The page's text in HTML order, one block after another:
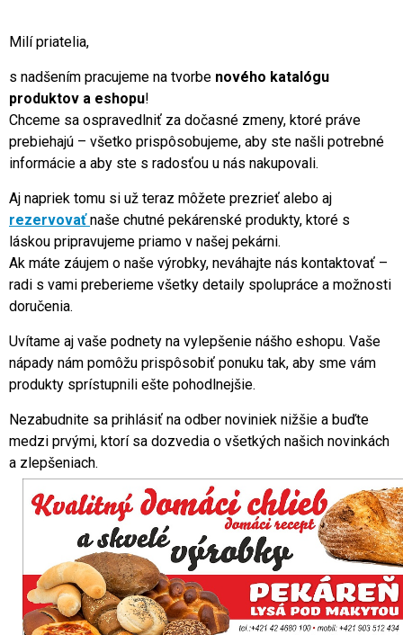
Milí priatelia,
s nadšením pracujeme na tvorbe nového katalógu
produktov a eshopu!
Chceme sa ospravedlniť za dočasné zmeny, ktoré práve
prebiehajú – všetko prispôsobujeme, aby ste našli potrebné
informácie a aby ste s radosťou u nás nakupovali.
Aj napriek tomu si už teraz môžete prezrieť alebo aj
rezervovaťnaše chutné pekárenské produkty, ktoré s
láskou pripravujeme priamo v našej pekárni.
Ak máte záujem o naše výrobky, neváhajte nás kontaktovať –
radi s vami preberieme všetky detaily spolupráce a možnosti
doručenia.
Uvítame aj vaše podnety na vylepšenie nášho eshopu. Vaše
nápady nám pomôžu prispôsobiť ponuku tak, aby sme vám
produkty sprístupnili ešte pohodlnejšie.
Nezabudnite sa prihlásiť na odber noviniek nižšie a buďte
medzi prvými, ktorí sa dozvedia o všetkých našich novinkách
a zlepšeniach.